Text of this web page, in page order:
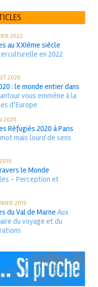
2022
au XXIème siècle
en 2022
2020
: le monde entier dans
vous emmène à la
d’Europe
2020
Réfugiés 2020 à Paris
mais lourd de sens
le Monde
- Perception et
2019
du Val de Marne Aux
du voyage et du